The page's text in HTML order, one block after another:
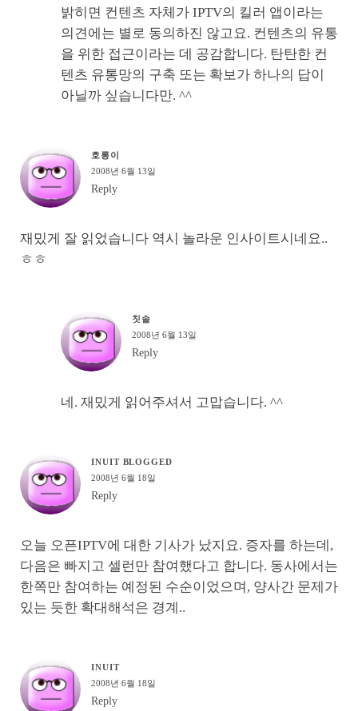
밝히면 컨텐츠 자체가 IPTV의 킬러 앱이라는
의견에는 별로 동의하진 않고요. 컨텐츠의 유통
을 위한 접근이라는 데 공감합니다. 탄탄한 컨
텐츠 유통망의 구축 또는 확보가 하나의 답이
아닐까 싶습니다만. ^^
호롱이
2008년 6월 13일
Reply
재밌게 잘 읽었습니다 역시 놀라운 인사이트시네요..
ㅎㅎ
칫솔
2008년 6월 13일
Reply
네. 재밌게 읽어주셔서 고맙습니다. ^^
INUIT BLOGGED
2008년 6월 18일
Reply
오늘 오픈IPTV에 대한 기사가 났지요. 증자를 하는데,
다음은 빠지고 셀런만 참여했다고 합니다. 동사에서는
한쪽만 참여하는 예정된 수순이었으며, 양사간 문제가
있는 듯한 확대해석은 경계..
INUIT
2008년 6월 18일
Reply